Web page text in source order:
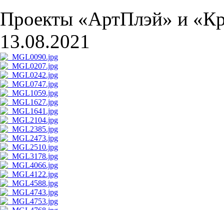
Проекты «АртПлэй» и
13.08.2021